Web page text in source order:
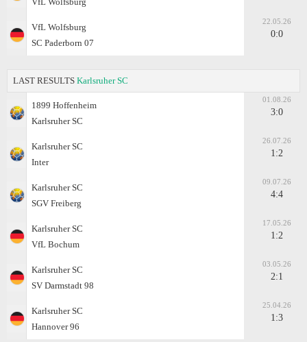
VfL Wolfsburg
SC Paderborn 07
22.05.26
0:0
LAST RESULTS Karlsruher SC
1899 Hoffenheim
Karlsruher SC
01.08.26
3:0
Karlsruher SC
Inter
26.07.26
1:2
Karlsruher SC
SGV Freiberg
09.07.26
4:4
Karlsruher SC
VfL Bochum
17.05.26
1:2
Karlsruher SC
SV Darmstadt 98
03.05.26
2:1
Karlsruher SC
Hannover 96
25.04.26
1:3